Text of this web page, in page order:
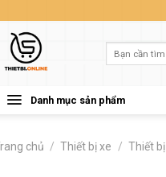
kiếm:
Danh mục sản phẩm
chủ / Thiết bị xe / Thiết